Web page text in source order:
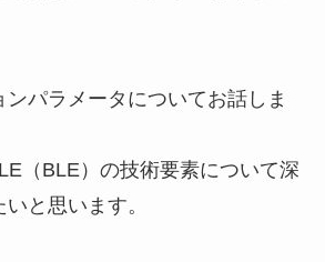
パラメータについてお話しま
（BLE）の技術要素について深
と思います。